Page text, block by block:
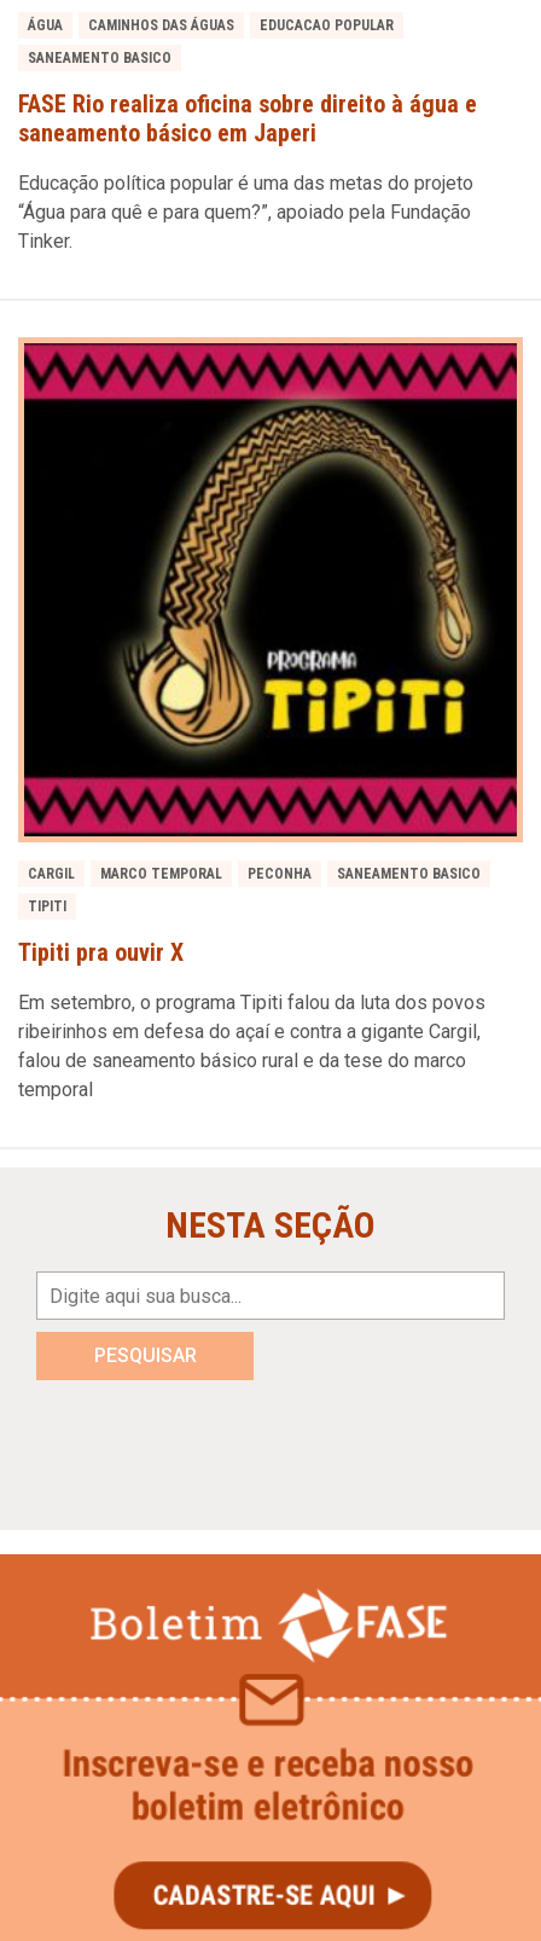
ÁGUA CAMINHOS DAS ÁGUAS
EDUCACAO POPULAR
SANEAMENTO BASICO
FASE Rio realiza oficina sobre direito à água e
saneamento básico em Japeri
Educação política popular é uma das metas do projeto
“Água para quê e para quem?”, apoiado pela Fundação
Tinker.
CARGIL MARCO TEMPORAL PECONHA
SANEAMENTO BASICO
TIPITI
Tipiti pra ouvir X
Em setembro, o programa Tipiti falou da luta dos povos
ribeirinhos em defesa do açaí e contra a gigante Cargil,
falou de saneamento básico rural e da tese do marco
temporal
NESTA SEÇÃO
PESQUISAR